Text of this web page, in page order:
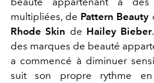
multipliées, de Pattern Beauty
Rhode Skin de Hailey Bieber
des marques de beauté
a commencé à diminuer
suit son propre rythme